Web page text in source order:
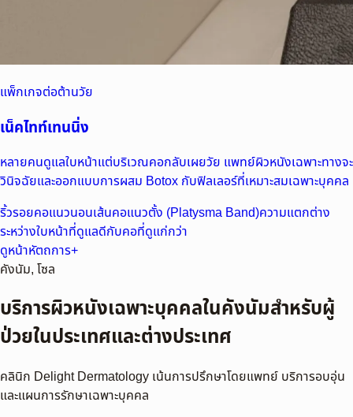
แพ็กเกจต่อต้านวัย
เน็คไทท์เทนนิ่ง
หลายคนดูแลใบหน้าแต่บริเวณคอกลับเผยวัย แพทย์ผิวหนังเฉพาะทางจะ
วินิจฉัยและออกแบบการผสม Botox กับฟิลเลอร์ที่เหมาะสมเฉพาะบุคคล
ริ้วรอยคอแนวนอนเส้นคอแนวตั้ง (Platysma Band)ความแตกต่าง
ระหว่างใบหน้าที่ดูแลดีกับคอที่ดูแก่กว่า
ดูหน้าหัตถการ+
คังนัม, โซล
บริการผิวหนังเฉพาะบุคคลในคังนัมสำหรับผู้
ป่วยในประเทศและต่างประเทศ
คลินิก Delight Dermatology เน้นการปรึกษาโดยแพทย์ บริการอบอุ่น
และแผนการรักษาเฉพาะบุคคล